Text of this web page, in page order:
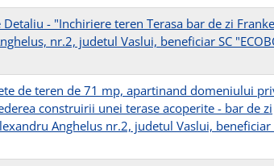
- "Inchiriere teren Terasa bar de zi
nr.2, judetul Vaslui, beneficiar SC
de teren de 71 mp, apartinand domeniului
construirii unei terase acoperite - bar de zi
Anghelus nr.2, judetul Vaslui, beneficiar